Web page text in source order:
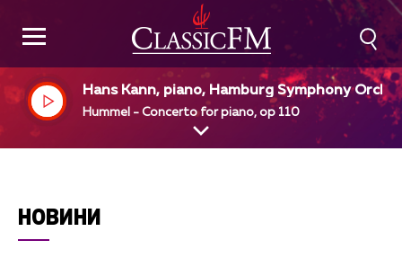
Hans Kann, piano, Hamburg Symphony
ra, Heribert Beissel, dir
Hummel - Concerto for piano, op 110
НОВИНИ